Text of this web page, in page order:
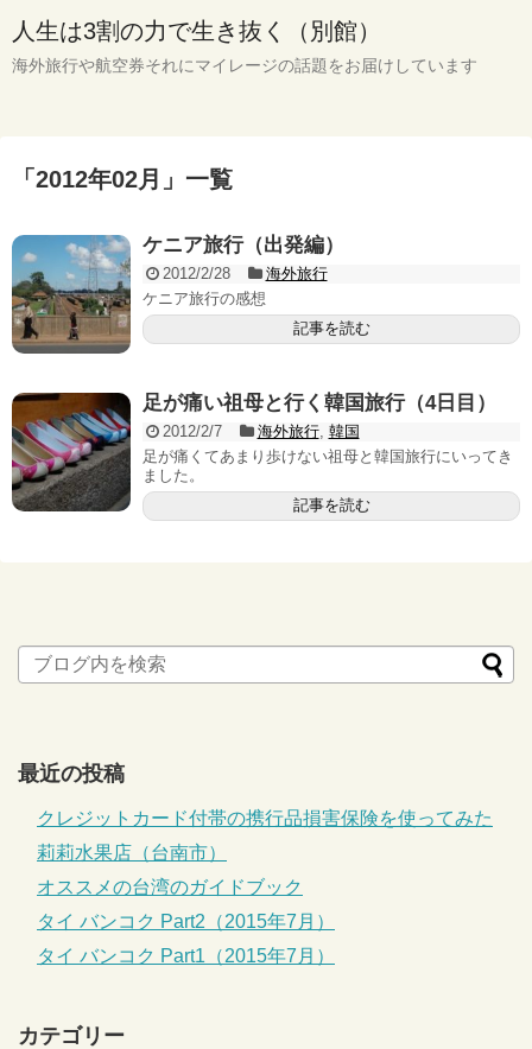
人生は3割の力で生き抜く（別館）
海外旅行や航空券それにマイレージの話題をお届けしています
「 2012年02月 」 一覧
ケニア旅行（出発編）
2012/2/28
海外旅行
ケニア旅行の感想
記事を読む
足が痛い祖母と行く韓国旅行（4日目）
2012/2/7 海外旅行, 韓国
足が痛くてあまり歩けない祖母と韓国旅行にいってき
ました。
記事を読む
最近の投稿
クレジットカード付帯の携行品損害保険を使ってみた
莉莉水果店（台南市）
オススメの台湾のガイドブック
タイ バンコク Part2（2015年7月）
タイ バンコク Part1（2015年7月）
カテゴリー